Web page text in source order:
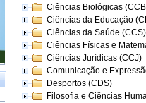
Ciências Biológicas
Ciências da Educação
Ciências da Saúde (CCS)
Ciências Físicas e
Ciências Jurídicas (CCJ)
Comunicação e
Desportos (CDS)
Filosofia e Ciências